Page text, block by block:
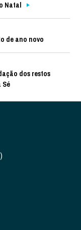
Natal
de ano novo
dos restos
Sé